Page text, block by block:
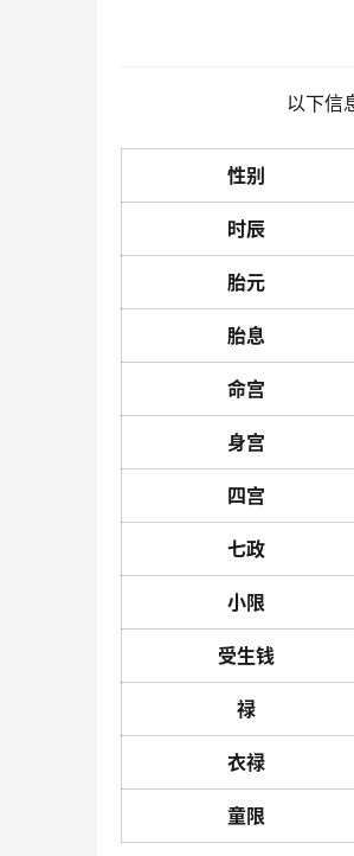
以下信
性别
时辰
胎元
胎息
命宫
身宫
四宫
七政
小限
受生钱
禄
衣禄
童限